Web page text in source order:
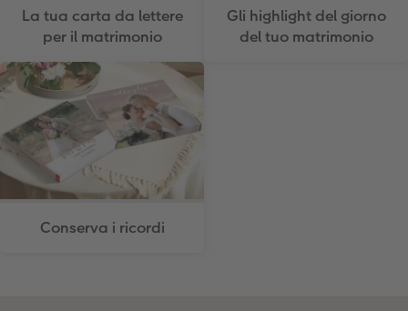
La tua carta da lettere
per il matrimonio
Gli highlight del giorno
del tuo matrimonio
Conserva i ricordi